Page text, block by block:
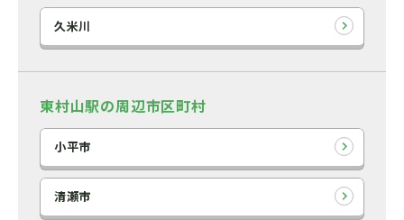
久米川
東村山駅の周辺市区町村
小平市
清瀬市